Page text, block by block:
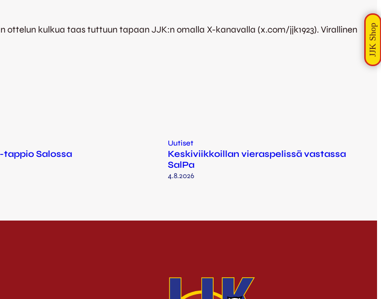
kulkua taas tuttuun tapaan JJK:n omalla X-kanavalla (x.com/jjk1923). Virallinen
tappio Salossa
Uutiset
Keskiviikkoillan vieraspelissä vastassa
SalPa
4.8.2026